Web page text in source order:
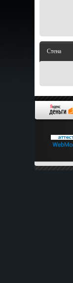
Стена